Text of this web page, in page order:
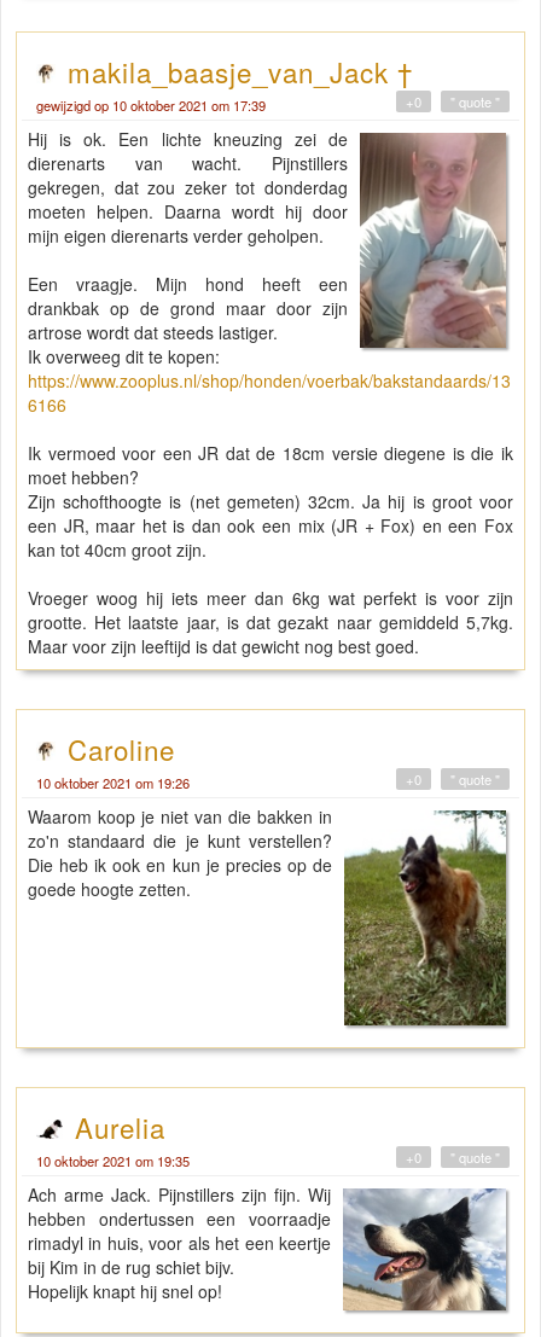
makila_baasje_van_Jack †
gewijzigd op 10 oktober 2021 om 17:39 " quote "
+0
Hij is ok. Een lichte kneuzing zei de
dierenarts van wacht. Pijnstillers
gekregen, dat zou zeker tot donderdag
moeten helpen. Daarna wordt hij door
mijn eigen dierenarts verder geholpen.
Een vraagje. Mijn hond heeft een
drankbak op de grond maar door zijn
artrose wordt dat steeds lastiger.
Ik overweeg dit te kopen:
https://www.zooplus.nl/shop/honden/voerbak/bakstandaards/13
6166
Ik vermoed voor een JR dat de 18cm versie diegene is die ik
moet hebben?
Zijn schofthoogte is (net gemeten) 32cm. Ja hij is groot voor
een JR, maar het is dan ook een mix (JR + Fox) en een Fox
kan tot 40cm groot zijn.
Vroeger woog hij iets meer dan 6kg wat perfekt is voor zijn
grootte. Het laatste jaar, is dat gezakt naar gemiddeld 5,7kg.
Maar voor zijn leeftijd is dat gewicht nog best goed.
Caroline
10 oktober 2021 om 19:26 " quote "
+0
Waarom koop je niet van die bakken in
zo'n standaard die je kunt verstellen?
Die heb ik ook en kun je precies op de
goede hoogte zetten.
Aurelia
10 oktober 2021 om 19:35 " quote "
+0
Ach arme Jack. Pijnstillers zijn fijn. Wij
hebben ondertussen een voorraadje
rimadyl in huis, voor als het een keertje
bij Kim in de rug schiet bijv.
Hopelijk knapt hij snel op!